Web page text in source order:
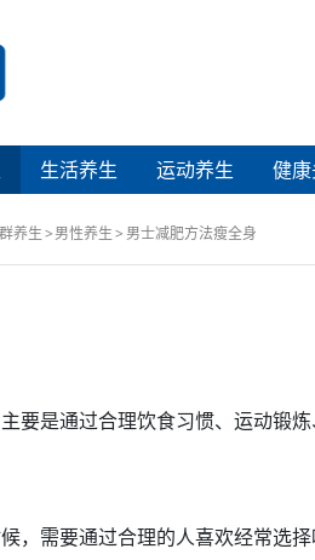
生活养生 运动养生 健
养生 男性养生 男士减肥方法瘦全身
主要是通过合理饮食习惯、运动锻炼
，需要通过合理的人喜欢经常选